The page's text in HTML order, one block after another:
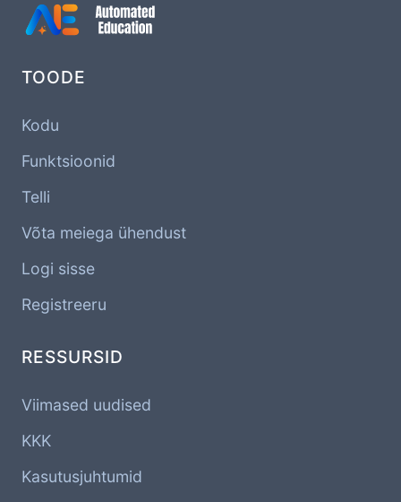
TOODE
Kodu
Funktsioonid
Telli
Võta meiega ühendust
Logi sisse
Registreeru
RESSURSID
Viimased uudised
KKK
Kasutusjuhtumid